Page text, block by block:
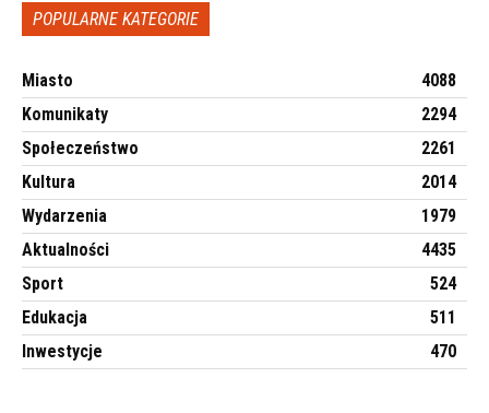
POPULARNE KATEGORIE
Miasto
4088
Komunikaty
2294
Społeczeństwo
2261
Kultura
2014
Wydarzenia
1979
Aktualności
4435
Sport
524
Edukacja
511
Inwestycje
470